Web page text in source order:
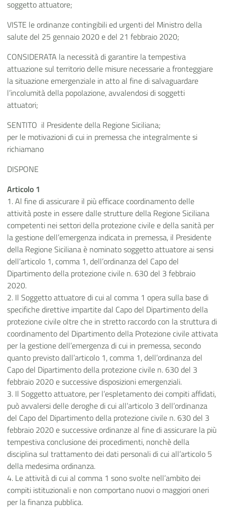
soggetto attuatore;
VISTE le ordinanze contingibili ed urgenti del Ministro della
salute del 25 gennaio 2020 e del 21 febbraio 2020;
CONSIDERATA la necessità di garantire la tempestiva
attuazione sul territorio delle misure necessarie a fronteggiare
la situazione emergenziale in atto al fine di salvaguardare
l’incolumità della popolazione, avvalendosi di soggetti
attuatori;
SENTITO il Presidente della Regione Siciliana;
per le motivazioni di cui in premessa che integralmente si
richiamano
DISPONE
Articolo 1
1. Al fine di assicurare il più efficace coordinamento delle
attività poste in essere dalle strutture della Regione Siciliana
competenti nei settori della protezione civile e della sanità per
la gestione dell’emergenza indicata in premessa, il Presidente
della Regione Siciliana è nominato soggetto attuatore ai sensi
dell’articolo 1, comma 1, dell’ordinanza del Capo del
Dipartimento della protezione civile n. 630 del 3 febbraio
2020.
2. Il Soggetto attuatore di cui al comma 1 opera sulla base di
specifiche direttive impartite dal Capo del Dipartimento della
protezione civile oltre che in stretto raccordo con la struttura di
coordinamento del Dipartimento della Protezione civile attivata
per la gestione dell’emergenza di cui in premessa, secondo
quanto previsto dall’articolo 1, comma 1, dell’ordinanza del
Capo del Dipartimento della protezione civile n. 630 del 3
febbraio 2020 e successive disposizioni emergenziali.
3. Il Soggetto attuatore, per l’espletamento dei compiti affidati,
può avvalersi delle deroghe di cui all’articolo 3 dell’ordinanza
del Capo del Dipartimento della protezione civile n. 630 del 3
febbraio 2020 e successive ordinanze al fine di assicurare la più
tempestiva conclusione dei procedimenti, nonchè della
disciplina sul trattamento dei dati personali di cui all’articolo 5
della medesima ordinanza.
4. Le attività di cui al comma 1 sono svolte nell’ambito dei
compiti istituzionali e non comportano nuovi o maggiori oneri
per la finanza pubblica.